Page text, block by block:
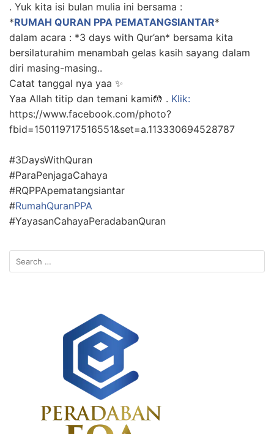
. Yuk kita isi bulan mulia ini bersama :
*RUMAH QURAN PPA PEMATANGSIANTAR*
dalam acara : *3 days with Qur’an* bersama kita
bersilaturahim menambah gelas kasih sayang dalam
diri masing-masing..
Catat tanggal nya yaa ✨
Yaa Allah titip dan temani kami🤲 . Klik:
https://www.facebook.com/photo?
fbid=150119717516551&set=a.113330694528787
#3DaysWithQuran
#ParaPenjagaCahaya
#RQPPApematangsiantar
#RumahQuranPPA
#YayasanCahayaPeradabanQuran
Search
for: